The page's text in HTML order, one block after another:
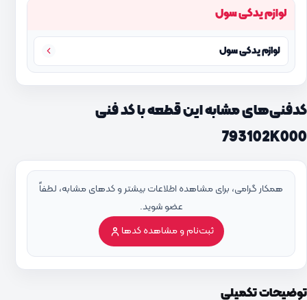
لوازم یدکی سول
لوازم یدکی سول
کدفنی‌های مشابه این قطعه با کد فنی
793102K000
همکار گرامی، برای مشاهده اطلاعات بیشتر و کدهای مشابه، لطفاً
عضو شوید.
ثبت‌نام و مشاهده کدها
توضیحات تکمیلی